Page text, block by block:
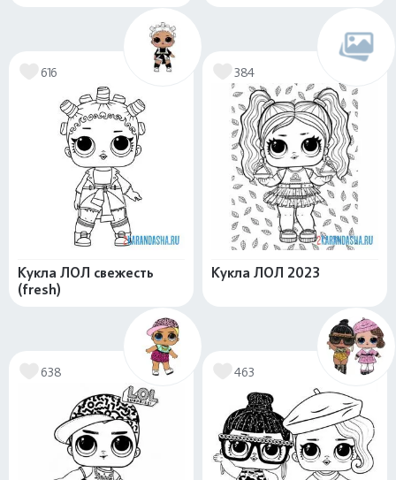
616
Кукла ЛОЛ свежесть
(fresh)
384
Кукла ЛОЛ 2023
638 463